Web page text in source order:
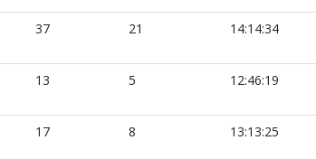
37 21 14:14:34
13 5 12:46:19
17 8 13:13:25